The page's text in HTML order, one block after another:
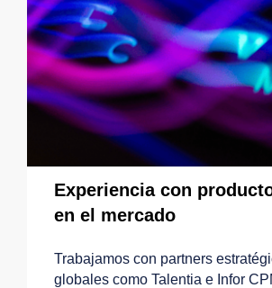
Experiencia con
en el mercado
Trabajamos con partners
globales como Talentia e Infor